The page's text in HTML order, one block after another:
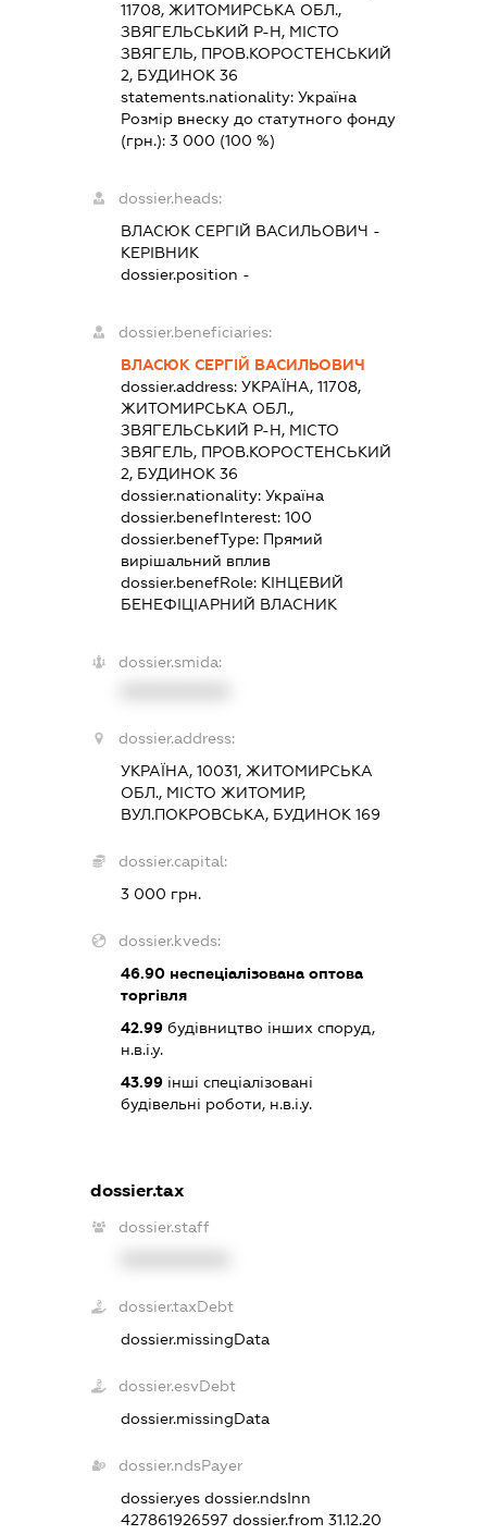
11708, ЖИТОМИРСЬКА ОБЛ.,
ЗВЯГЕЛЬСЬКИЙ Р-Н, МІСТО
ЗВЯГЕЛЬ, ПРОВ.КОРОСТЕНСЬКИЙ
2, БУДИНОК 36
statements.nationality:Україна
Розмір внеску до статутного фонду
(грн.):3 000 (100 %)
dossier.heads:
ВЛАСЮК СЕРГІЙ ВАСИЛЬОВИЧ -
КЕРІВНИК
dossier.position -
dossier.beneficiaries:
ВЛАСЮК СЕРГІЙ ВАСИЛЬОВИЧ
dossier.address:УКРАЇНА, 11708,
ЖИТОМИРСЬКА ОБЛ.,
ЗВЯГЕЛЬСЬКИЙ Р-Н, МІСТО
ЗВЯГЕЛЬ, ПРОВ.КОРОСТЕНСЬКИЙ
2, БУДИНОК 36
dossier.nationality:Україна
dossier.benefInterest:100
dossier.benefType: Прямий
вирішальний вплив
dossier.benefRole: КІНЦЕВИЙ
БЕНЕФІЦІАРНИЙ ВЛАСНИК
dossier.smida:
dossier.address:
УКРАЇНА, 10031, ЖИТОМИРСЬКА
ОБЛ., МІСТО ЖИТОМИР,
ВУЛ.ПОКРОВСЬКА, БУДИНОК 169
dossier.capital:
3 000 грн.
dossier.kveds:
46.90 неспеціалізована оптова
торгівля
42.99 будівництво інших споруд,
н.в.і.у.
43.99 інші спеціалізовані
будівельні роботи, н.в.і.у.
dossier.tax
dossier.staff
dossier.taxDebt
dossier.missingData
dossier.esvDebt
dossier.missingData
dossier.ndsPayer
dossier.yesdossier.ndsInn
427861926597dossier.from 31.12.20